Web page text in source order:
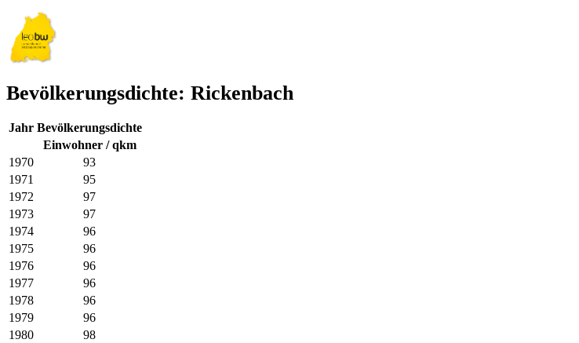
Bevölkerungsdichte: Rickenbach
Jahr Bevölkerungsdichte
Einwohner / qkm
1970
93
1971
95
1972
97
1973
97
1974
96
1975
96
1976
96
1977
96
1978
96
1979
96
1980
98